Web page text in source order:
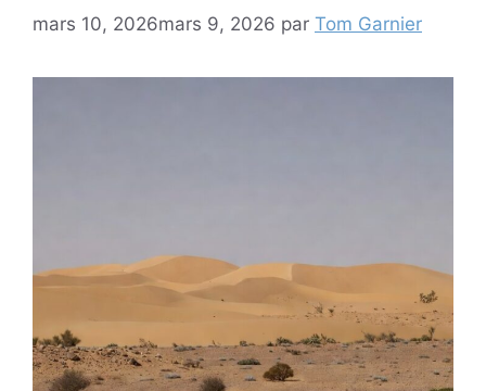
mars 10, 2026mars 9, 2026 par Tom Garnier